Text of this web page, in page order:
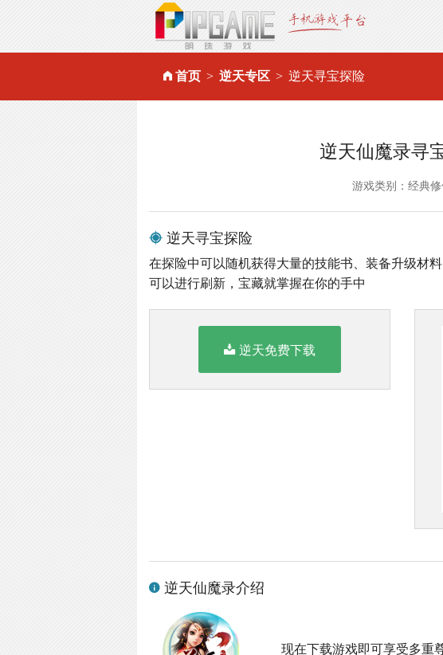
首页 逆天专区 逆天寻宝探险
逆天仙魔录寻
游戏类别：经典
逆天寻宝探险
在探险中可以随机获得大量的技能书、装备升级材
可以进行刷新，宝藏就掌握在你的手中
逆天免费下载
逆天仙魔录介绍
现在下载游戏即可享受多重